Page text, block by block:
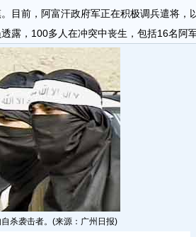
目前，阿富汗政府军正在积极调兵遣将，
露，100多人在冲突中丧生，包括16名阿
杀袭击者。(来源：广州日报)